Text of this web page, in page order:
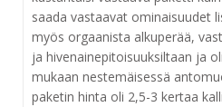
saada vastaavat ominaisuudet
myös orgaanista alkuperää,
ja hivenainepitoisuuksiltaan ja
mukaan nestemäisessä
paketin hinta oli 2,5-3 kertaa